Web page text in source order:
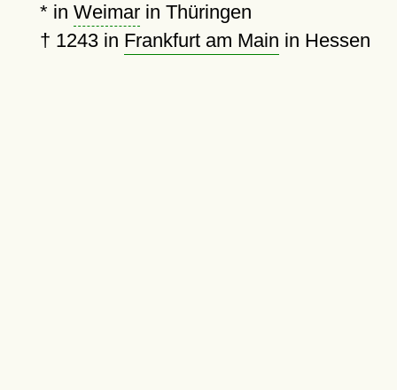
* in Weimarin Thüringen
† 1243in Frankfurt am Main in Hessen